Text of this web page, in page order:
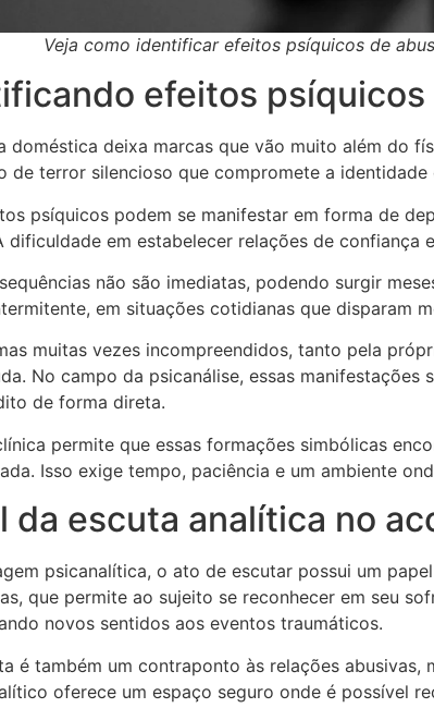
Veja como identificar efeitos psíquicos de
efeitos psíquicos
doméstica deixa marcas que vão muito além do
de terror silencioso que compromete a
psíquicos podem se manifestar em forma de
dificuldade em estabelecer relações de confiança
não são imediatas, podendo surgir
em situações cotidianas que disparam
muitas vezes incompreendidos, tanto pela
No campo da psicanálise, essas
de forma direta.
permite que essas formações simbólicas
Isso exige tempo, paciência e um ambiente
da escuta analítica no
psicanalítica, o ato de escutar possui um
que permite ao sujeito se reconhecer em seu
novos sentidos aos eventos traumáticos.
é também um contraponto às relações
oferece um espaço seguro onde é possível